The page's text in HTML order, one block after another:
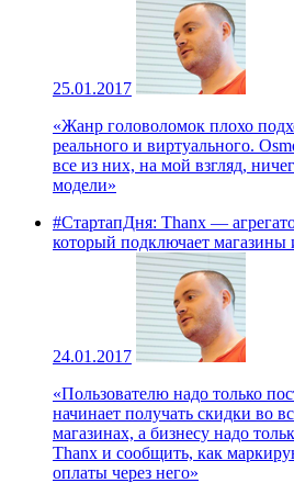
25.01.2017
«Жанр головоломок плохо
реального и виртуального.
все из них, на мой взгляд,
модели»
#СтартапДня: Thanx —
который подключает магазины
24.01.2017
«Пользователю надо только
начинает получать скидки во
магазинах, а бизнесу надо
Thanx и сообщить, как
оплаты через него»